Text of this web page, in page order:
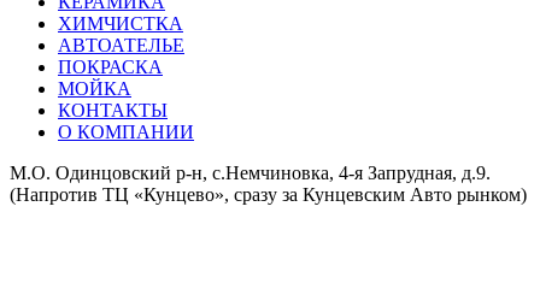
ХИМЧИСТКА
АВТОАТЕЛЬЕ
ПОКРАСКА
МОЙКА
КОНТАКТЫ
О КОМПАНИИ
М.О. Одинцовский р-н, с.Немчиновка, 4-я Запрудная, д.9.
(Напротив ТЦ «Кунцево», сразу за Кунцевским Авто рынком)